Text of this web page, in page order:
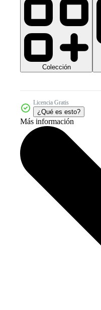
Colección
Licencia Gratis
¿Qué es esto?
Más información